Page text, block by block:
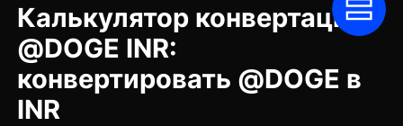
Калькулятор конвертации
@DOGE INR:
конвертировать @DOGE в
INR